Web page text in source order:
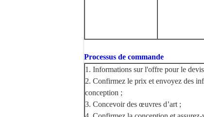
Processus de commande
1. Informations sur l'offre pour le devis
2. Confirmez le prix et envoyez des
conception ;
3. Concevoir des œuvres d’art ;